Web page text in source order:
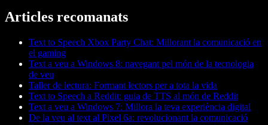
Articles recomanats
Text to Speech Xbox Party Chat: Millorant la comunicació en
el gaming
Text a veu a Windows 8: navegant pel món de la tecnologia
de veu
Taller de lectura: Formant lectors per a tota la vida
Text to Speech a Reddit: guia de TTS al món de Reddit
Text a veu a Windows 7: Millora la teva experiència digital
De la veu al text al Pixel 6a: revolucionant la comunicació